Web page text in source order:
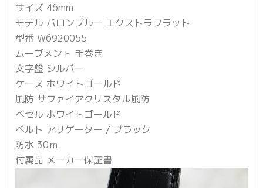
サイズ 46mm
モデル バロンブルー エクストラフラット
型番 W6920055
ムーブメント 手巻き
文字盤 シルバー
ケース ホワイトゴールド
風防 サファイアクリスタル風防
ベゼル ホワイトゴールド
ベルト アリゲーター / ブラック
防水 30ｍ
付属品 メーカー保証書